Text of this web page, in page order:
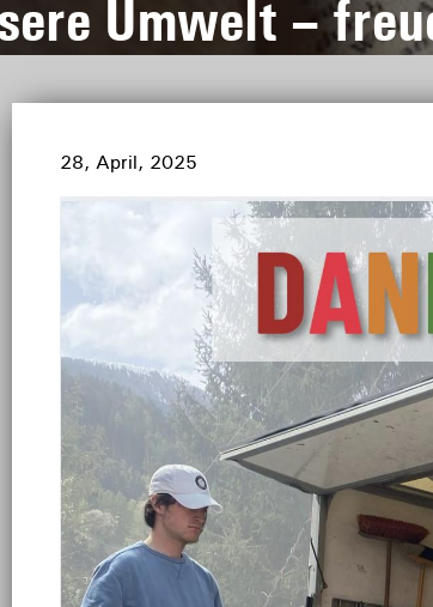
Umwelt –
28, April, 2025